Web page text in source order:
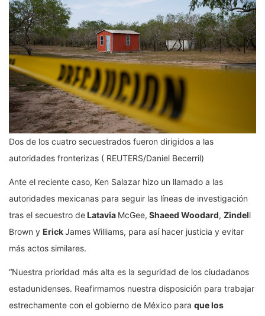
Dos de los cuatro secuestrados fueron dirigidos a las
autoridades fronterizas ( REUTERS/Daniel Becerril)
Ante el reciente caso, Ken Salazar hizo un llamado a las
autoridades mexicanas para seguir las líneas de investigación
tras el secuestro deLatavia McGee, Shaeed Woodard, Zindell
Brown y ErickJames Williams, para así hacer justicia y evitar
más actos similares.
“Nuestra prioridad más alta es la seguridad de los ciudadanos
estadunidenses. Reafirmamos nuestra disposición para trabajar
estrechamente con el gobierno de México para que los